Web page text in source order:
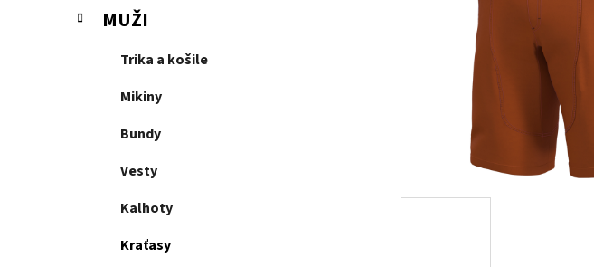
r
o
MUŽI
Trika a košile
Mikiny
Bundy
Vesty
Kalhoty
Kraťasy